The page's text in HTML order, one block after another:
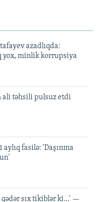
azadlıqda:
yox, minlik korrupsiya
ali təhsili pulsuz etdi
aylıq fasilə: 'Daşınma
qədər sıx tikiblər ki...' —